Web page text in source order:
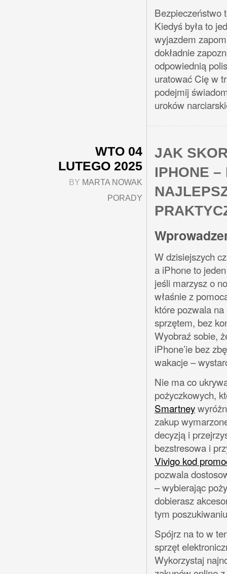
Bezpieczeństwo
Kiedyś była to
wyjazdem
dokładnie
odpowiednią
uratować Cię w
podejmij
uroków
WTO 04
LUTEGO 2025
BY MARTA NOWAK
PORADY
JAK
IPHONE –
W dzisiejszych
a iPhone to
jeśli marzysz o
właśnie z
które pozwala
sprzętem, bez
Wyobraź sobie,
iPhone’ie bez
wakacje –
Nie ma co
pożyczkowych,
Smartney
zakup
decyzją i
bezstresowa i
Vivigo kod
pozwala
– wybierając
dobierasz
tym
Spójrz na to w
sprzęt
Wykorzystaj